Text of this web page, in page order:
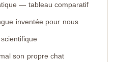
— tableau comparatif
inventée pour nous
son propre chat